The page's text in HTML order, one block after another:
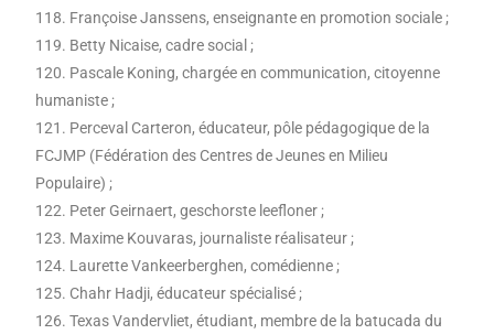
118. Françoise Janssens, enseignante en promotion sociale ;
119. Betty Nicaise, cadre social ;
120. Pascale Koning, chargée en communication, citoyenne
humaniste ;
121. Perceval Carteron, éducateur, pôle pédagogique de la
FCJMP (Fédération des Centres de Jeunes en Milieu
Populaire) ;
122. Peter Geirnaert, geschorste leefloner ;
123. Maxime Kouvaras, journaliste réalisateur ;
124. Laurette Vankeerberghen, comédienne ;
125. Chahr Hadji, éducateur spécialisé ;
126. Texas Vandervliet, étudiant, membre de la batucada du